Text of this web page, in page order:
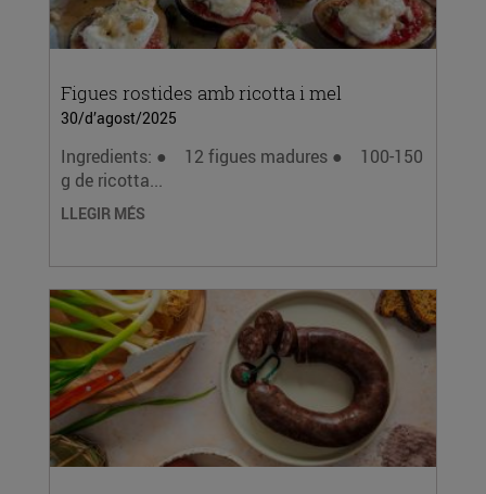
Figues rostides amb ricotta i mel
30/d’agost/2025
Ingredients: ● 12 figues madures ● 100-150
g de ricotta...
LLEGIR MÉS